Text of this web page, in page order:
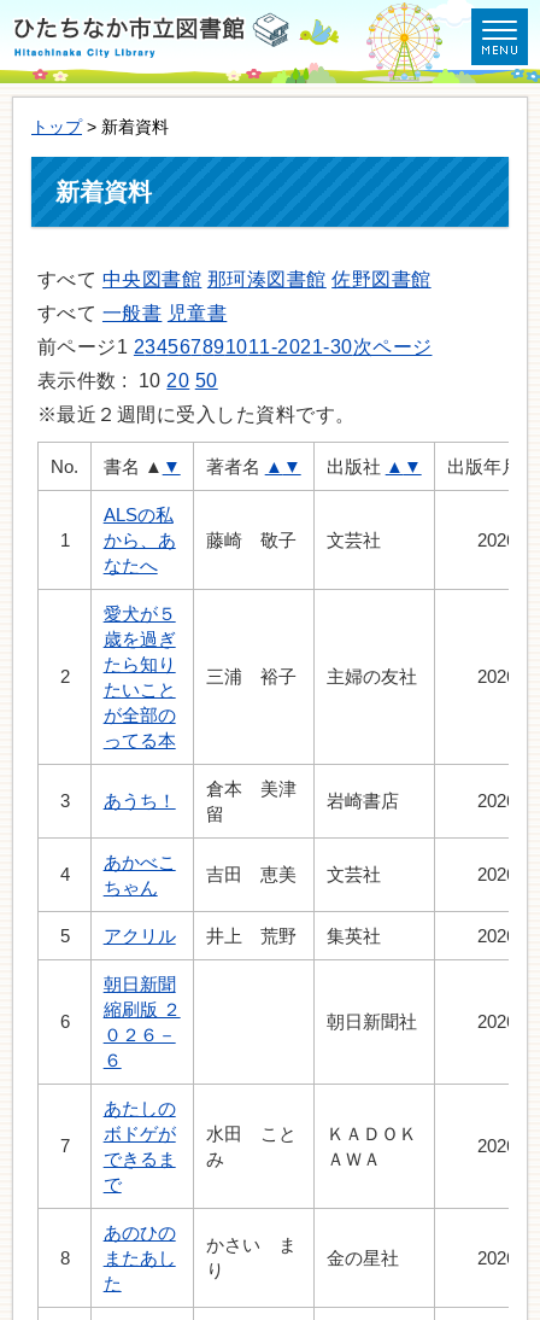
トップ> 新着資料
新着資料
すべて 中央図書館 那珂湊図書館 佐野図書館
すべて 一般書 児童書
前ページ1 234567891011-2021-30次ページ
表示件数 : 10 20 50
※最近２週間に受入した資料です。
No. 書名 ▲ ▼ 著者名 ▲ ▼ 出版社 ▲ ▼ 出版年月
1
ALSの私
から、あ
なたへ
藤崎 敬子 文芸社 2026.3
2
愛犬が５
歳を過ぎ
たら知り
たいこと
が全部の
ってる本
三浦 裕子 主婦の友社 2026.5
3 あうち！
倉本 美津
留
岩崎書店 2026.5
4
あかべこ
ちゃん
吉田 恵美 文芸社 2026.7
5 アクリル 井上 荒野 集英社 2026.7
6
朝日新聞
縮刷版 ２
０２６－
６
朝日新聞社 2026.7
7
あたしの
ボドゲが
できるま
で
水田 こと
み
ＫＡＤＯＫ
ＡＷＡ
2026.4
8
あのひの
またあし
た
かさい ま
り
金の星社 2026.7